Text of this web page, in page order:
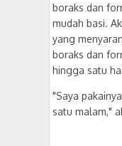
boraks dan
mudah basi.
yang
boraks dan
hingga satu
"Saya
satu malam,"